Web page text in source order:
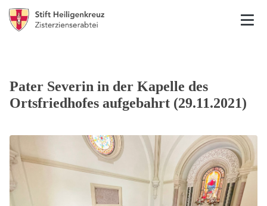
Pater Severin in der Kapelle des
Ortsfriedhofes aufgebahrt (29.11.2021)